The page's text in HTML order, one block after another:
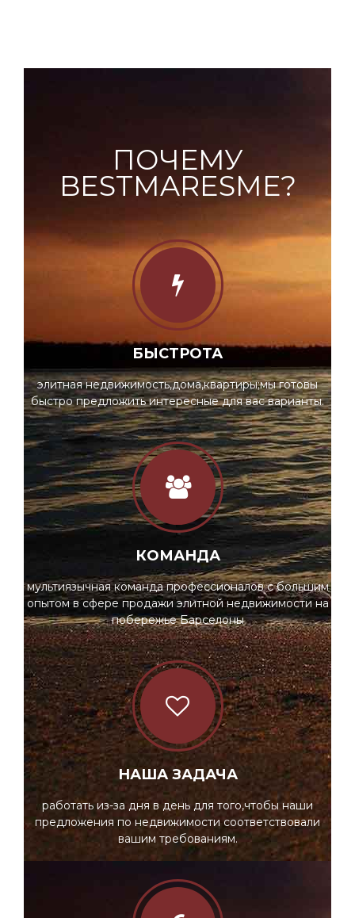
ПОЧЕМУ
BESTMARESME?
БЫСТРОТА
элитная недвижимость,дома,квартиры;мы готовы
быстро предложить интересные для вас варианты.
КОМАНДА
мультиязычная команда профессионалов с большим
опытом в сфере продажи элитной недвижимости на
побережье Барселоны
НАША ЗАДАЧА
работать из-за дня в день для того,чтобы наши
предложения по недвижимости соответствовали
вашим требованиям.